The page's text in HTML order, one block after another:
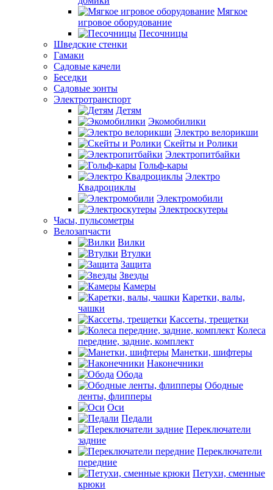
Мягкое
игровое оборудование
Песочницы
Шведские стенки
Гамаки
Садовые качели
Беседки
Садовые зонты
Электротранспорт
Детям
Экомобилики
Электро велорикши
Скейты и Ролики
Электропитбайки
Гольф-кары
Электро
Квадроциклы
Электромобили
Электроскутеры
Часы, пульсометры
Велозапчасти
Вилки
Втулки
Защита
Звезды
Камеры
Каретки, валы,
чашки
Кассеты, трещетки
Колеса
передние, задние, комплект
Манетки, шифтеры
Наконечники
Обода
Ободные
ленты, флипперы
Оси
Педали
Переключатели
задние
Переключатели
передние
Петухи, сменные
крюки